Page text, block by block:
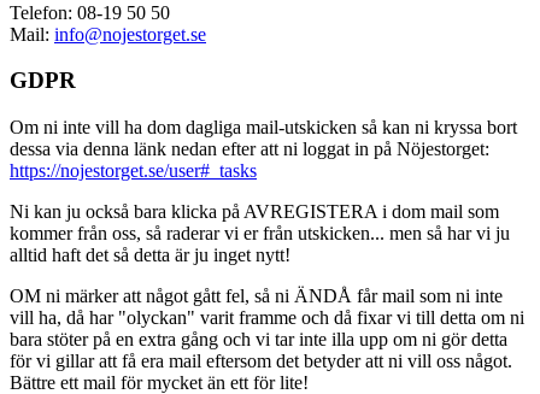
Telefon: 08-19 50 50
Mail: info@nojestorget.se
GDPR
Om ni inte vill ha dom dagliga mail-utskicken så kan ni kryssa bort
dessa via denna länk nedan efter att ni loggat in på Nöjestorget:
https://nojestorget.se/user#_tasks
Ni kan ju också bara klicka på AVREGISTERA i dom mail som
kommer från oss, så raderar vi er från utskicken... men så har vi ju
alltid haft det så detta är ju inget nytt!
OM ni märker att något gått fel, så ni ÄNDÅ får mail som ni inte
vill ha, då har "olyckan" varit framme och då fixar vi till detta om ni
bara stöter på en extra gång och vi tar inte illa upp om ni gör detta
för vi gillar att få era mail eftersom det betyder att ni vill oss något.
Bättre ett mail för mycket än ett för lite!